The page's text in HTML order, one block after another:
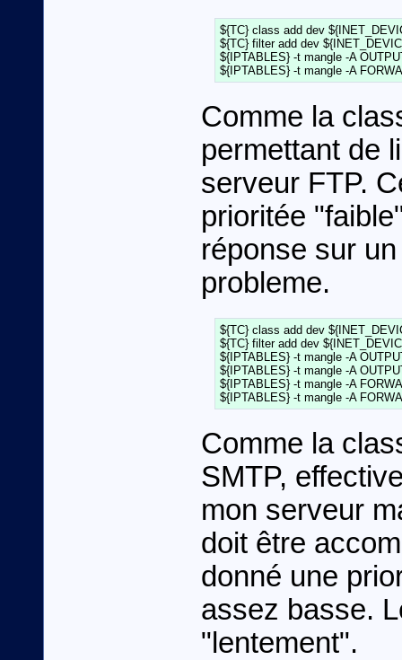
${TC} class add dev
${TC} filter add dev
${IPTABLES} -t mangle -A
Comme la
permettant de
serveur FTP.
prioritée
réponse sur
probleme.
${TC} class add dev
${TC} filter add dev
${IPTABLES} -t mangle -A
${IPTABLES} -t mangle -A
${IPTABLES} -t mangle -A
Comme la
SMTP,
mon serveur
doit être
donné une
assez basse.
"lentement".